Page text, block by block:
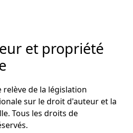
et propriété
relève de la législation
sur le droit d'auteur et la
Tous les droits de